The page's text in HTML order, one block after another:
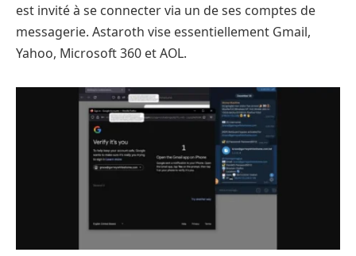
est invité à se connecter via un de ses comptes de
messagerie. Astaroth vise essentiellement Gmail,
Yahoo, Microsoft 360 et AOL.